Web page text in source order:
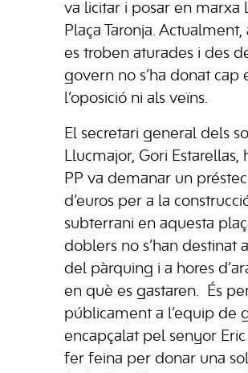
va licitar i posar en marxa
Plaça Taronja.
es troben aturades i des
govern no s’ha donat cap
l’oposició ni als veïns.
El secretari general dels
Llucmajor, Gori Estarellas,
PP va demanar un
d’euros per a la
subterrani en aquesta
doblers no s’han destinat
del pàrquing i a hores
en què es gastaren. És
públicament a l’equip de
encapçalat pel senyor Eric
fer feina per donar una